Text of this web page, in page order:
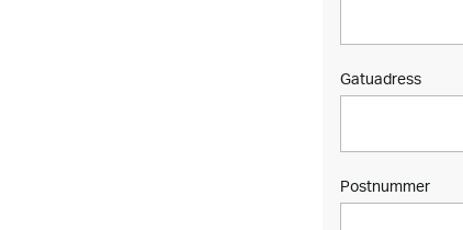
Gatuadress
Postnummer